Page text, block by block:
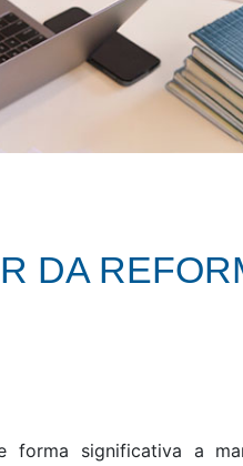
DA
forma significativa a